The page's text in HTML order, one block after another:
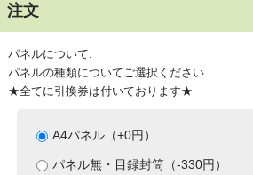
注文
パネルについて:
パネルの種類についてご選択ください
★全てに引換券は付いております★
A4パネル（+0円）
パネル無・目録封筒（-330円）